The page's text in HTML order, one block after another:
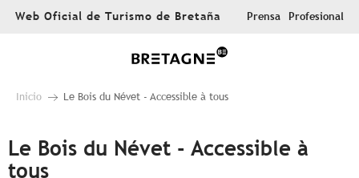
AllerWeb Oficial de Turismo de Bretaña Prensa Profesional
Inicio Le Bois du Névet - Accessible à tous
Le Bois du Névet - Accessible à
tous